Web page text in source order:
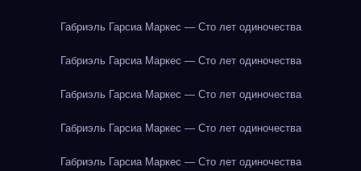
Габриэль Гарсиа Маркес — Сто лет одиночества
Габриэль Гарсиа Маркес — Сто лет одиночества
Габриэль Гарсиа Маркес — Сто лет одиночества
Габриэль Гарсиа Маркес — Сто лет одиночества
Габриэль Гарсиа Маркес — Сто лет одиночества